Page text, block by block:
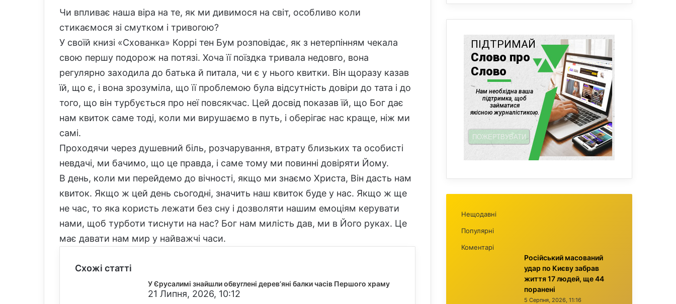
Чи впливає наша віра на те, як ми дивимося на світ, особливо коли
стикаємося зі смутком і тривогою?
У своїй книзі «Схованка» Коррі тен Бум розповідає, як з нетерпінням чекала
свою першу подорож на потязі. Хоча її поїздка тривала недовго, вона
регулярно заходила до батька й питала, чи є у нього квитки. Він щоразу казав
їй, що є, і вона зрозуміла, що її проблемою була відсутність довіри до тата і до
того, що він турбується про неї повсякчас. Цей досвід показав їй, що Бог дає
нам квиток саме тоді, коли ми вирушаємо в путь, і оберігає нас краще, ніж ми
самі.
Проходячи через душевний біль, розчарування, втрату близьких та особисті
невдачі, ми бачимо, що це правда, і саме тому ми повинні довіряти Йому.
В день, коли ми перейдемо до вічності, якщо ми знаємо Христа, Він дасть нам
квиток. Якщо ж цей день сьогодні, значить наш квиток буде у нас. Якщо ж ще
не час, то яка користь лежати без сну і дозволяти нашим емоціям керувати
нами, щоб турботи тиснути на нас? Бог нам милість дав, ми в Його руках. Це
має давати нам мир у найважчі часи.
Схожі статті
У Єрусалимі знайшли обвуглені дерев’яні балки часів Першого храму
21 Липня, 2026, 10:12
Нещодавні
Популярні
Коментарі
Російський масований
удар по Києву забрав
життя 17 людей, ще 44
поранені
5 Серпня, 2026, 11:16